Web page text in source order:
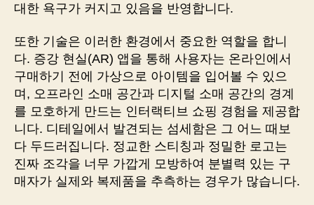
대한 욕구가 커지고 있음을 반영합니다.
또한 기술은 이러한 환경에서 중요한 역할을 합니
다. 증강 현실(AR) 앱을 통해 사용자는 온라인에서
구매하기 전에 가상으로 아이템을 입어볼 수 있으
며, 오프라인 소매 공간과 디지털 소매 공간의 경계
를 모호하게 만드는 인터랙티브 쇼핑 경험을 제공합
니다. 디테일에서 발견되는 섬세함은 그 어느 때보
다 두드러집니다. 정교한 스티칭과 정밀한 로고는
진짜 조각을 너무 가깝게 모방하여 분별력 있는 구
매자가 실제와 복제품을 추측하는 경우가 많습니다.